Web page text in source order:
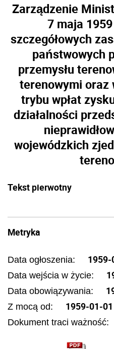
Zarządzenie
7 maja
szczegółowych
państwowych
przemysłu
terenowymi oraz
trybu wpłat
działalności
wojewódzkich
Tekst pierwotny
Metryka
Data ogłoszenia:
Data wejścia w życie:
Data obowiązywania:
Z mocą od: 1959-01-01
Dokument traci ważność: